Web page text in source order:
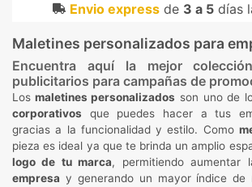
Envio expressde 3 a 5días
Maletines personalizados para
Encuentra aquí la mejor
publicitarios para campañas de
Los maletines personalizados son uno de
corporativos que puedes hacer a tus
gracias a la funcionalidad y estilo. Como
pieza es ideal ya que te brinda un amplio
logo de tu marca, permitiendo aumentar
empresa y generando un mayor índice de